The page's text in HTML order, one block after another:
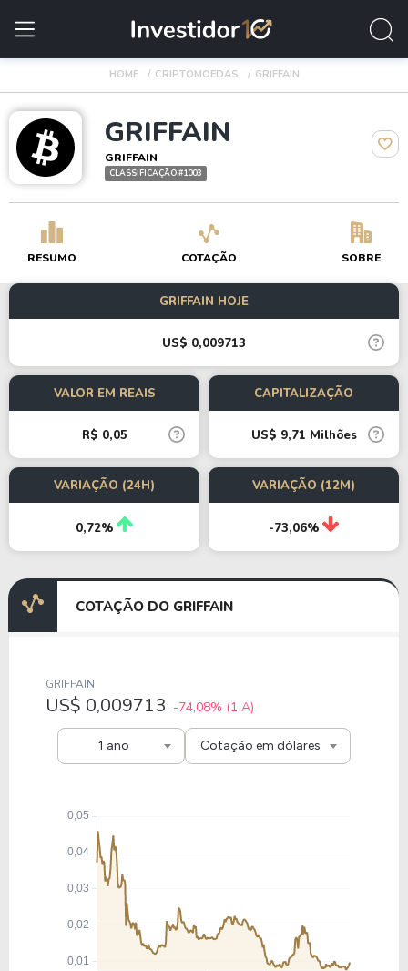
HOME CRIPTOMOEDAS GRIFFAIN
GRIFFAIN
GRIFFAIN
CLASSIFICAÇÃO #1003
RESUMO COTAÇÃO SOBRE
GRIFFAIN HOJE
US$ 0,009713
VALOR EM REAIS
R$ 0,05
CAPITALIZAÇÃO
US$ 9,71 Milhões
VARIAÇÃO (24H)
0,72%
VARIAÇÃO (12M)
-73,06%
COTAÇÃO DO GRIFFAIN
1 ano
GRIFFAIN
US$ 0,009713 -74,08% (1 A)
Cotação em dólares